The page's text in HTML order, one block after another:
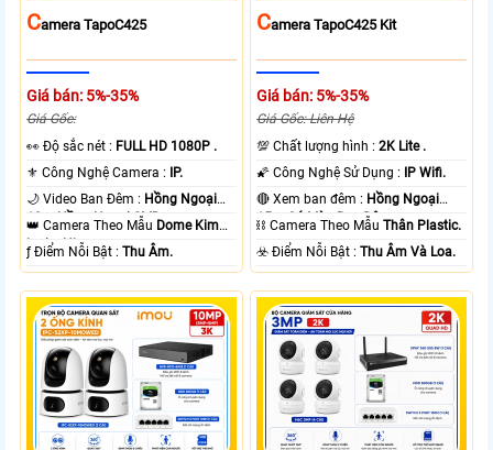
CAmera TapoC425
Giá bán: 5%-35%
Giá Gốc:
️👀 Độ sắc nét : FULL HD 1080P .
⚜️ Công Nghệ Camera :
IP.
🌙 Video Ban Đêm : Hồng Ngoại
10m Hồng Ngoại SMD.
👑 Camera Theo Mẫu Dome Kim
loại + Nhựa.
️ƒ Điểm Nỗi Bật :Thu Âm.
CAmera TapoC425 Kit
Giá bán: 5%-35%
Giá Gốc: Liên Hệ
💯 Chất lượng hình :2K Lite .
🌠 Công Nghệ Sử Dụng :
IP Wifi.
🔴 Xem ban đêm : Hồng Ngoại
15m Có Màu Ban Ðêm.
⛓ Camera Theo MẫuThân Plastic.
️☣️ Điểm Nỗi Bật :Thu Âm Và Loa.